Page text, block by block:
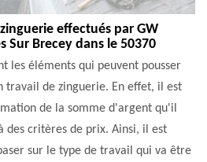
effectués par GW
Sur Brecey dans le 50370
les éléments qui peuvent pousser
travail de zinguerie. En effet, il est
de la somme d'argent qu'il
des critères de prix. Ainsi, il est
sur le type de travail qui va être